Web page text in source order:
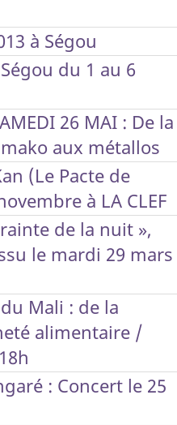
à Ségou
du 1 au 6
26 MAI : De la
aux métallos
(Le Pacte de
à LA CLEF
de la nuit »,
le mardi 29 mars
Mali : de la
alimentaire /
: Concert le 25